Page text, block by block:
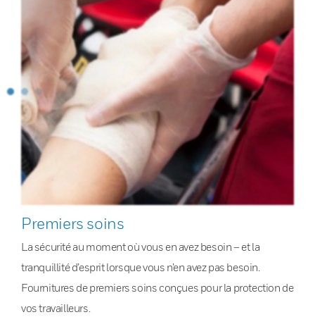
Premiers soins
La sécurité au moment où vous en avez besoin – et la
tranquillité d’esprit lorsque vous n’en avez pas besoin.
Fournitures de premiers soins conçues pour la protection de
vos travailleurs.